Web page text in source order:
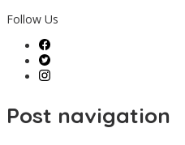
Follow Us
Post navigation